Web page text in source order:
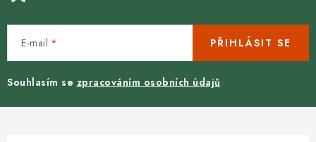
E-mail
Souhlasím se zpracováním osobních údajů
PŘIHLÁSIT SE